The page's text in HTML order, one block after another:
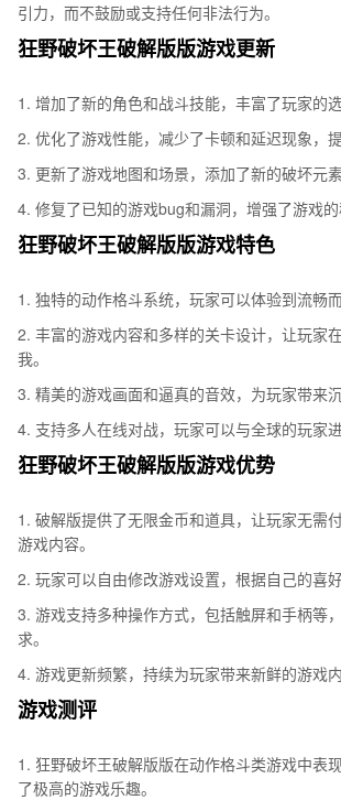
引力，而不鼓励或支持任何非法行为。
狂野破坏王破解版版游戏更新
1. 增加了新的角色和战斗技能，丰富了玩家的选
2. 优化了游戏性能，减少了卡顿和延迟现象，
3. 更新了游戏地图和场景，添加了新的破坏元素
4. 修复了已知的游戏bug和漏洞，增强了游戏的
狂野破坏王破解版版游戏特色
1. 独特的动作格斗系统，玩家可以体验到流畅
2. 丰富的游戏内容和多样的关卡设计，让玩家
我。
3. 精美的游戏画面和逼真的音效，为玩家带来
4. 支持多人在线对战，玩家可以与全球的玩家进
狂野破坏王破解版版游戏优势
1. 破解版提供了无限金币和道具，让玩家无需
游戏内容。
2. 玩家可以自由修改游戏设置，根据自己的喜
3. 游戏支持多种操作方式，包括触屏和手柄等
求。
4. 游戏更新频繁，持续为玩家带来新鲜的游戏内
游戏测评
1. 狂野破坏王破解版版在动作格斗类游戏中表
了极高的游戏乐趣。